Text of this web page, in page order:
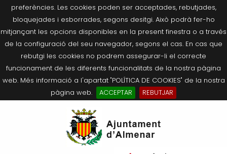
preferències. Les cookies poden ser acceptades, rebutjades,
bloquejades i esborrades, segons desitgi. Això podrà fer-ho
mitjançant les opcions disponibles en la present finestra o a través
de la configuració del seu navegador, segons el cas. En cas que
rebutgi les cookies no podrem assegurar-li el correcte
funcionament de les diferents funcionalitats de la nostra pàgina
web. Més informació a l'apartat "POLÍTICA DE COOKIES" de la nostra
pàgina web.
ACCEPTAR
REBUTJAR
Salutació de l’Alcaldessa
Composició Consistori
Agricultura, Ramaderia i Medi
Què és la Seu Electrònica?
Últimes publicacions